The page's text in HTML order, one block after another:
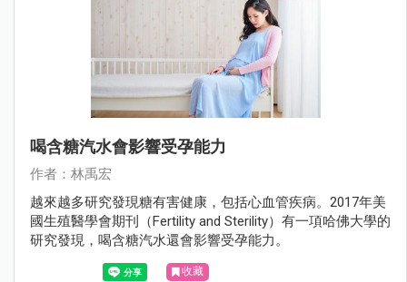
喝含糖汽水會影響受孕能力
作者：林禹宏
越來越多研究發現糖有害健康，包括心血管疾病。2017年美
國生殖醫學會期刊（Fertility and Sterility）有一項哈佛大學的
研究發現，喝含糖汽水還會影響受孕能力。
收藏